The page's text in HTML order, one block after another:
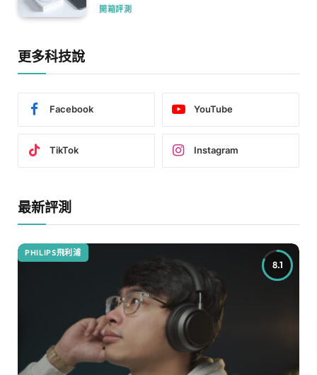
開箱評測
更多科技說
Facebook YouTube
TikTok Instagram
最新評測
8.1
PHILIPS飛利浦